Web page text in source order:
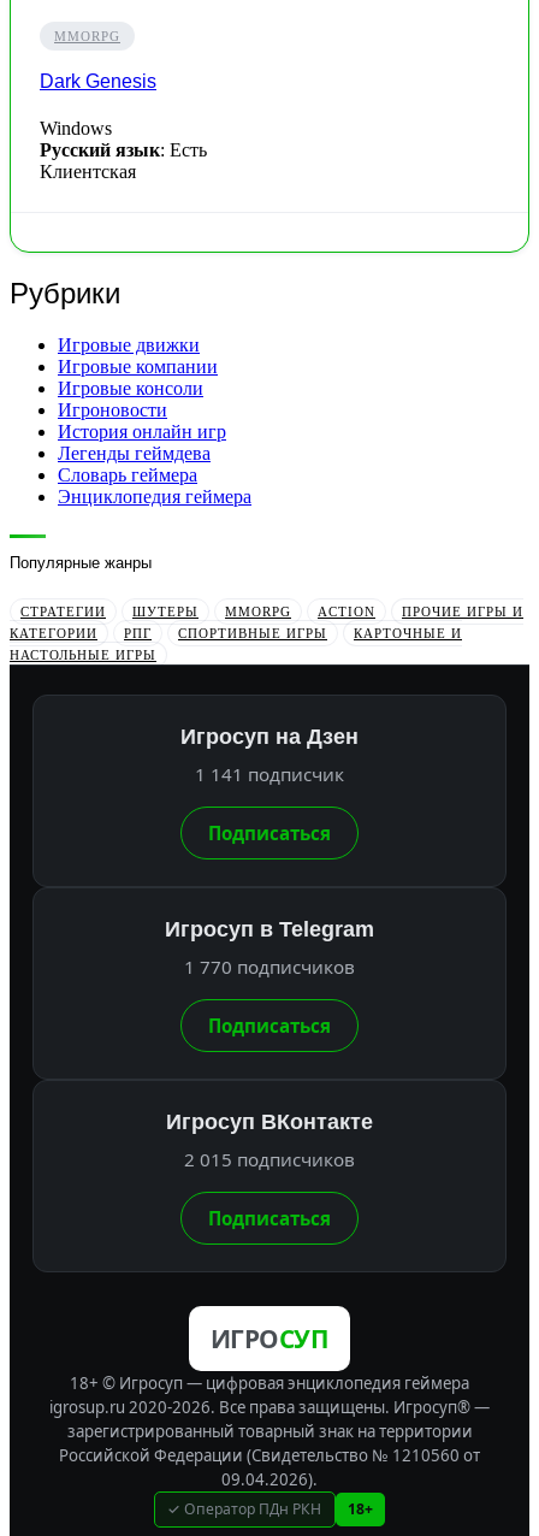
MMORPG
Dark Genesis
Windows
Русский язык: Есть
Клиентская
Рубрики
Игровые движки
Игровые компании
Игровые консоли
Игроновости
История онлайн игр
Легенды геймдева
Словарь геймера
Энциклопедия геймера
Популярные жанры
СТРАТЕГИИ ШУТЕРЫ MMORPG ACTION
ПРОЧИЕ ИГРЫ И
КАТЕГОРИИ
РПГ СПОРТИВНЫЕ ИГРЫ
КАРТОЧНЫЕ И
НАСТОЛЬНЫЕ ИГРЫ
Игросуп на Дзен
1 141 подписчик
Подписаться
Игросуп в Telegram
1 770 подписчиков
Подписаться
Игросуп ВКонтакте
2 015 подписчиков
Подписаться
ИГРОСУП
18+ © Игросуп — цифровая энциклопедия геймера
igrosup.ru 2020-2026. Все права защищены. Игросуп® —
зарегистрированный товарный знак на территории
Российской Федерации (Свидетельство № 1210560 от
09.04.2026).
✓ Оператор ПДн РКН 18+